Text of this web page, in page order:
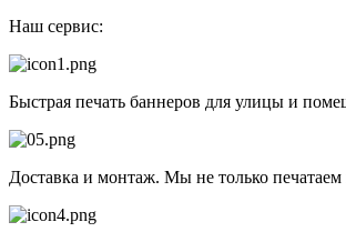
Наш сервис:
Быстрая печать баннеров для улицы и
Доставка и монтаж. Мы не только